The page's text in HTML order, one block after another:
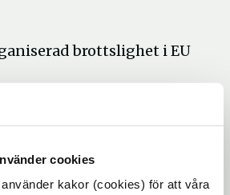
cookies
kakor (cookies) för att våra
brottslighet i EU
I konferenslokalen, vid